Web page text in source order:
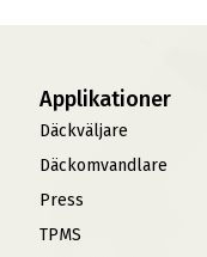
Applikationer
Däckväljare
Däckomvandlare
Press
TPMS